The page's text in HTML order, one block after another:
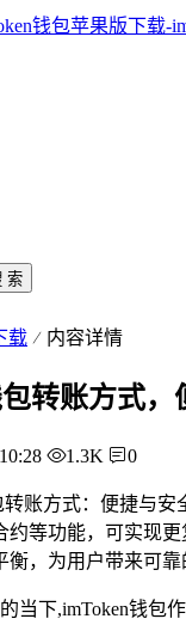
索
载 内容详情
转账方式
1.3K 0
转账方式：便捷与
约等功能，可实现
，为用户带来可
当下,imToken钱包